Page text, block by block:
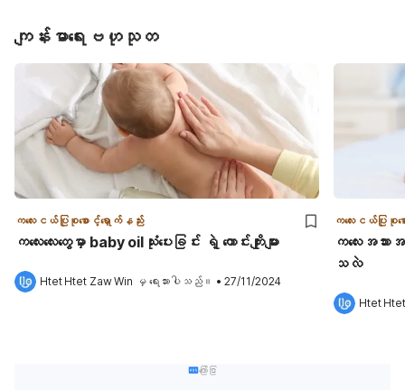
ကျန်းမာရေးဗဟုသုတ
ကလေးငယ်ပြုစုစောင့်ရှောက်နည်း
ကလေးလေးတွေမှာ baby oilသုံးပေးခြင်း ရဲ့ ကောင်းကျိုးများ
Htet Htet Zaw Win မှ ရေးသားပါသည်။ • 27/11/2024
ကလေးငယ်ပြုစုစ
ကလေးအသာ
သလဲ
Htet
ကြော်ငြာ